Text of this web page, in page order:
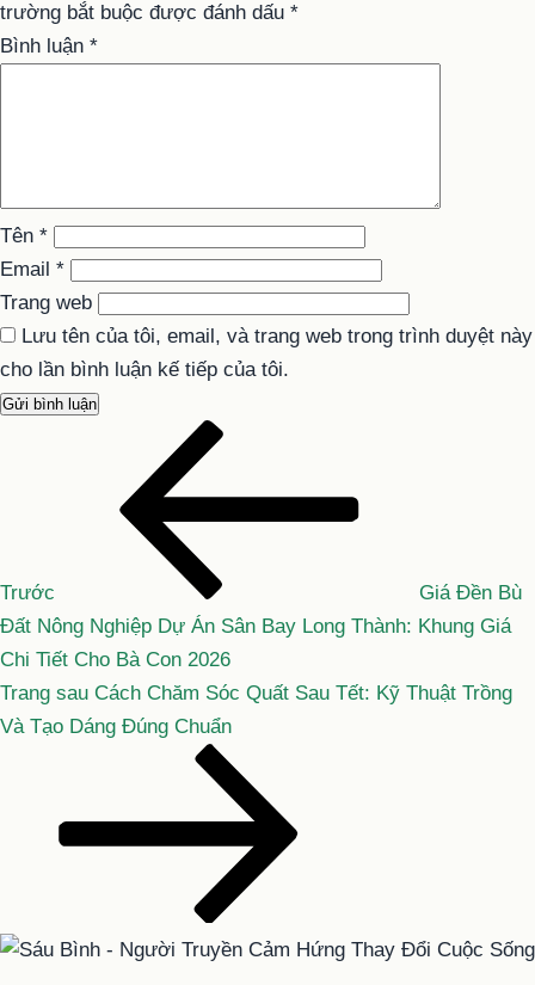
trường bắt buộc được đánh dấu *
Bình luận *
Tên *
Email *
Trang web
Lưu tên của tôi, email, và trang web trong trình duyệt này
cho lần bình luận kế tiếp của tôi.
viết
Trước
Giá Đền Bù
Đất Nông Nghiệp Dự Án Sân Bay Long Thành: Khung Giá
Chi Tiết Cho Bà Con 2026
Bài
tiếp
Trang sau Cách Chăm Sóc Quất Sau Tết: Kỹ Thuật Trồng
Và Tạo Dáng Đúng Chuẩn